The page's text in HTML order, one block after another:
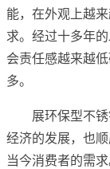
能，在外观上越
求。经过十多年
会责任感越来越
多。
展环保型不
经济的发展，也
当今消费者的需求